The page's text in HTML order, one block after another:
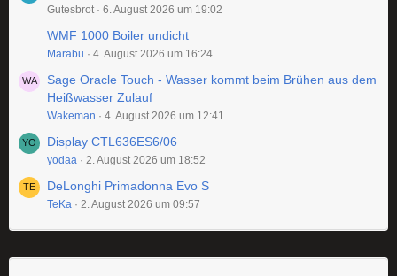
Gutesbrot 6. August 2026 um 19:02
WMF 1000 Boiler undicht
Marabu 4. August 2026 um 16:24
Sage Oracle Touch - Wasser kommt beim Brühen aus dem
Heißwasser Zulauf
Wakeman 4. August 2026 um 12:41
Display CTL636ES6/06
yodaa 2. August 2026 um 18:52
DeLonghi Primadonna Evo S
TeKa 2. August 2026 um 09:57